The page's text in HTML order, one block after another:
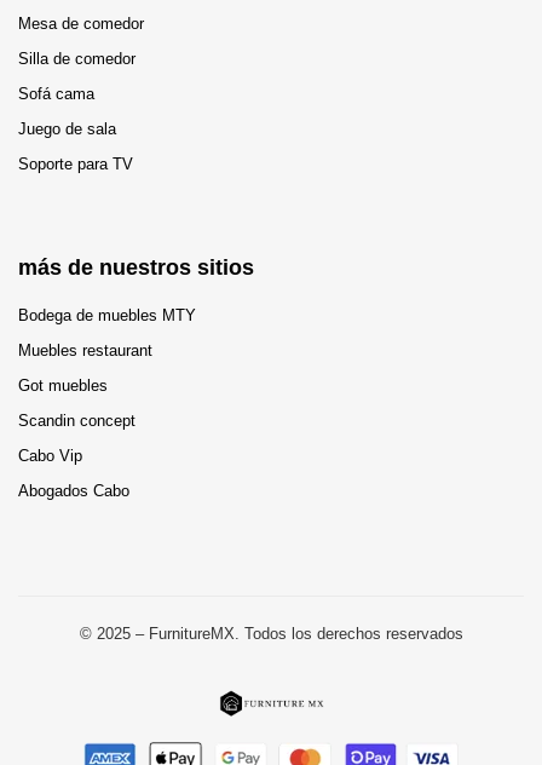
Mesa de comedor
Silla de comedor
Sofá cama
Juego de sala
Soporte para TV
más de nuestros sitios
Bodega de muebles MTY
Muebles restaurant
Got muebles
Scandin concept
Cabo Vip
Abogados Cabo
© 2025 – FurnitureMX. Todos los derechos reservados